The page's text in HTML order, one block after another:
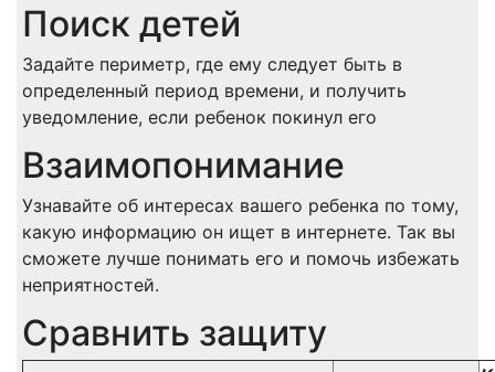
Поиск детей
Задайте периметр, где ему следует быть в
определенный период времени, и получить
уведомление, если ребенок покинул его
Взаимопонимание
Узнавайте об интересах вашего ребенка по тому,
какую информацию он ищет в интернете. Так вы
сможете лучше понимать его и помочь избежать
неприятностей.
Сравнить защиту